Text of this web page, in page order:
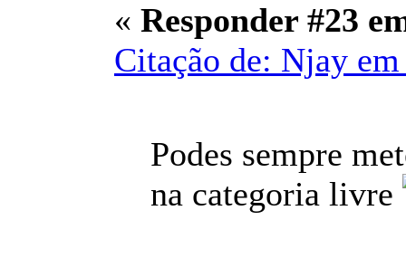
« Responder #23
Citação de: Njay
Podes sempre
na categoria livre